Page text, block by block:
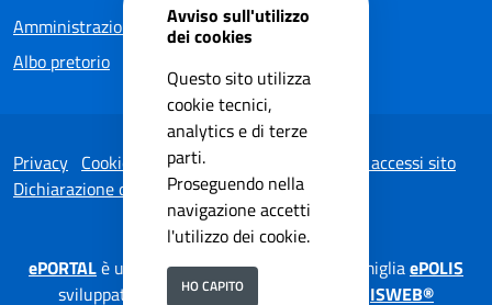
Amministrazione trasparente
Albo pretorio
Privacy Cookie Policy Note legali
Statistiche accessi sito
Dichiarazione di accessibilità
ePORTALè una soluzione applicativa della famigliaePOLIS
sviluppata da
ISWEB S.p.A. ISWEB®
Avviso sull'utilizzo
dei cookies
Questo sito utilizza
cookie tecnici,
analytics e di terze
parti.
Proseguendo nella
navigazione accetti
l'utilizzo dei cookie.
HO CAPITO